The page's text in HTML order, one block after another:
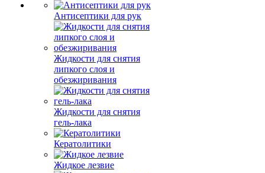
Антисептики для рук
Жидкости для снятия
липкого слоя и
обезжиривания
Жидкости для снятия
гель-лака
Кератолитики
Жидкое лезвие